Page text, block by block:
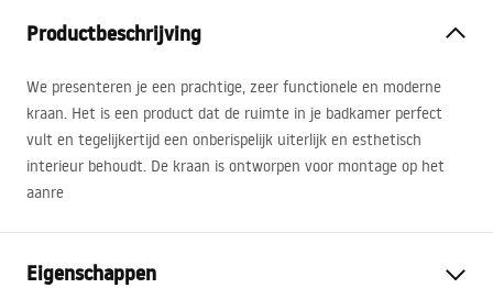
Productbeschrijving
We presenteren je een prachtige, zeer functionele en moderne
kraan. Het is een product dat de ruimte in je badkamer perfect
vult en tegelijkertijd een onberispelijk uiterlijk en esthetisch
interieur behoudt. De kraan is ontworpen voor montage op het
aanre
Eigenschappen